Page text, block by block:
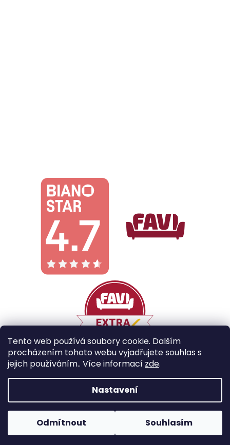
Tento web používá soubory cookie. Dalším
procházením tohoto webu vyjadřujete souhlas s
jejich používáním.. Více informací zde.
Nastavení
Odmítnout Souhlasím
Vytvořil Shoptet
Copyright 2026Galobe. Všechna práva vyhrazena.
Upravit nastavení cookies